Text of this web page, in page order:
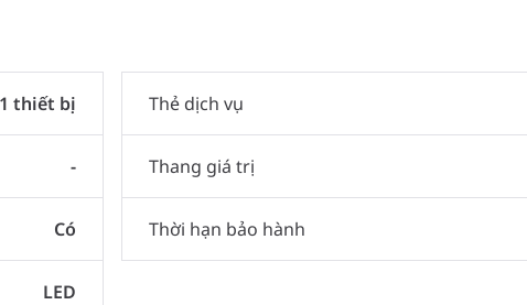
1 thiết bị
-
Có
LED
Thẻ dịch vụ
Thang giá trị
Thời hạn bảo hành